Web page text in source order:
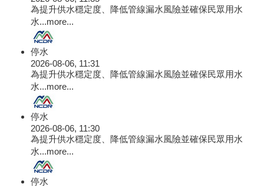
為提升供水穩定度、降低管線漏水風險並確保民眾用水
水... more...
停水
2026-08-06, 11:31
為提升供水穩定度、降低管線漏水風險並確保民眾用水
水... more...
停水
2026-08-06, 11:30
為提升供水穩定度、降低管線漏水風險並確保民眾用水
水... more...
停水